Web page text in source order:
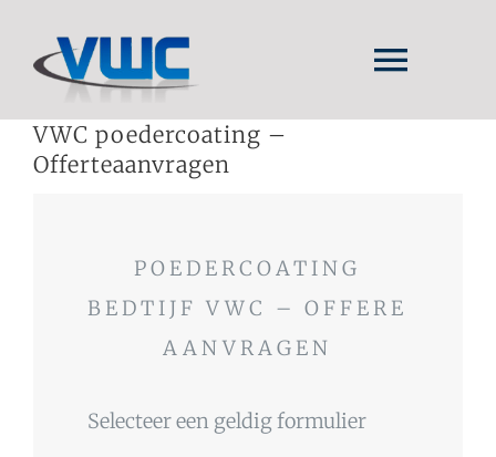
naar
HOME
TOEPASSINGEN
WERKWIJZE
VWC poedercoating –
Offerteaanvragen
POEDERCOATING
BEDTIJF VWC – OFFERE
AANVRAGEN
Selecteer een geldig formulier